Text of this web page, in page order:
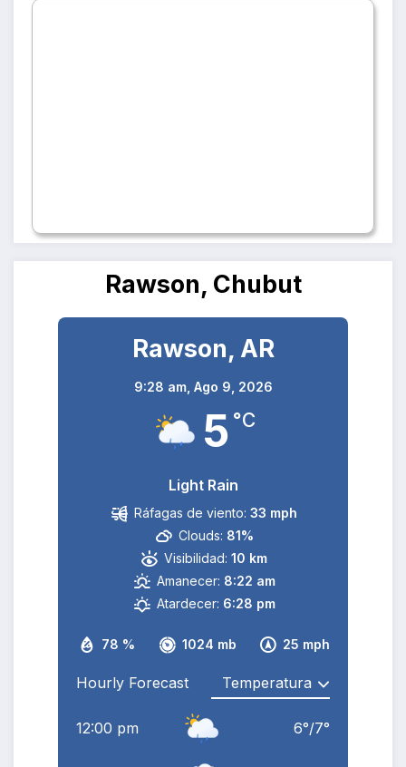
Rawson, Chubut
Rawson, AR
9:28 am, Ago 9, 2026
5 °C
Light Rain
78 % 1024 mb 25 mph
Ráfagas de viento: 33 mph
Clouds: 81%
Visibilidad: 10 km
Amanecer: 8:22 am
Atardecer: 6:28 pm
Hourly Forecast
12:00 pm 6°/7°